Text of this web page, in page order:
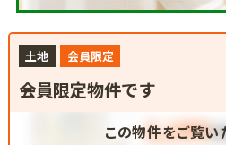
土地 会員限定
会員限定物件です
この物件をご覧い